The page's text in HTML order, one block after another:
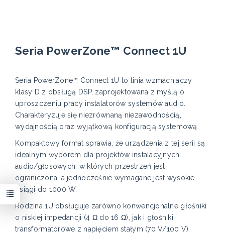
Seria PowerZone™ Connect 1U
Seria PowerZone™ Connect 1U to linia wzmacniaczy
klasy D z obsługą DSP, zaprojektowana z myślą o
uproszczeniu pracy instalatorów systemów audio.
Charakteryzuje się niezrównaną niezawodnością,
wydajnością oraz wyjątkową konfiguracją systemową.
Kompaktowy format sprawia, że urządzenia z tej serii są
idealnym wyborem dla projektów instalacyjnych
audio/głosowych, w których przestrzeń jest
ograniczona, a jednocześnie wymagane jest wysokie
osiągi do 1000 W.
Rodzina 1U obsługuje zarówno konwencjonalne głośniki
o niskiej impedancji (4 Ω do 16 Ω), jak i głośniki
transformatorowe z napięciem stałym (70 V/100 V).